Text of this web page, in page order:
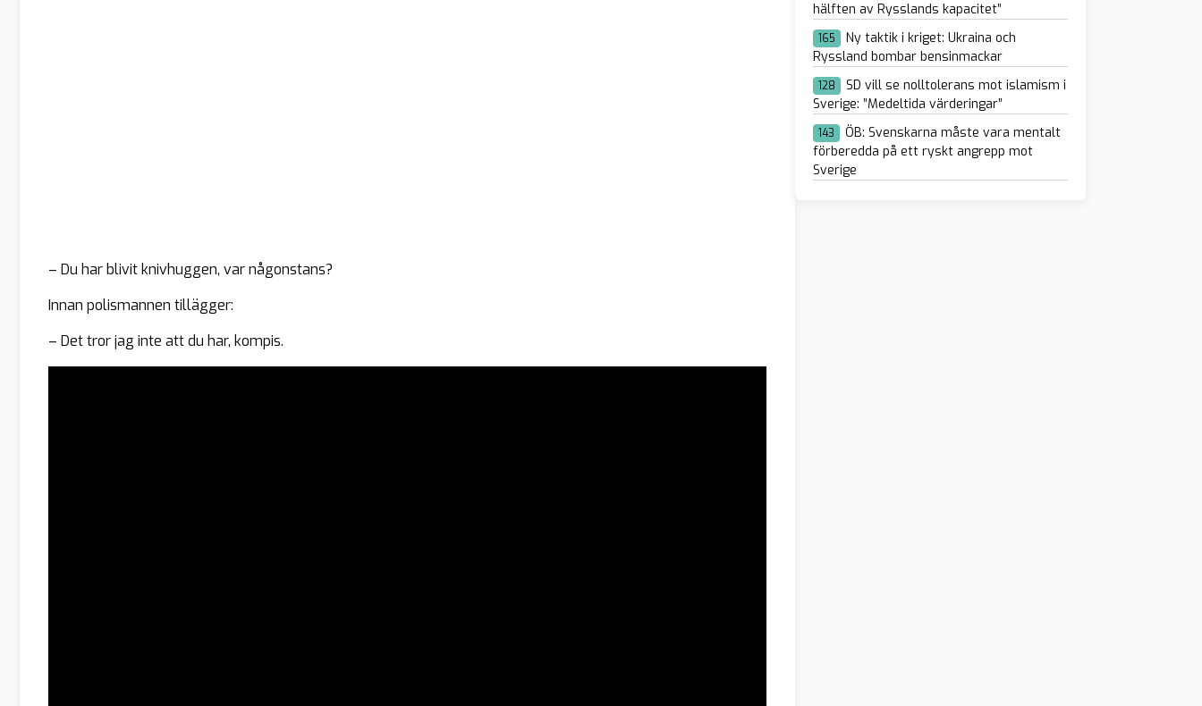
– Du har blivit knivhuggen, var någonstans?
Innan polismannen tillägger:
– Det tror jag inte att du har, kompis.
hälften av Rysslands kapacitet”
165
Ny taktik i kriget: Ukraina och
Ryssland bombar bensinmackar
128
SD vill se nolltolerans mot islamism i
Sverige: ”Medeltida värderingar”
143
ÖB: Svenskarna måste vara mentalt
förberedda på ett ryskt angrepp mot
Sverige